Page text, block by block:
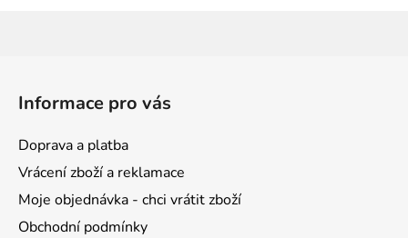
Informace pro vás
Doprava a platba
Vrácení zboží a reklamace
Moje objednávka - chci vrátit zboží
Obchodní podmínky